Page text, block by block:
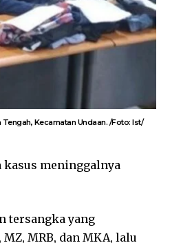
Kecamatan Undaan. /Foto: Ist/
kasus meninggalnya
tersangka yang
MRB, dan MKA, lalu